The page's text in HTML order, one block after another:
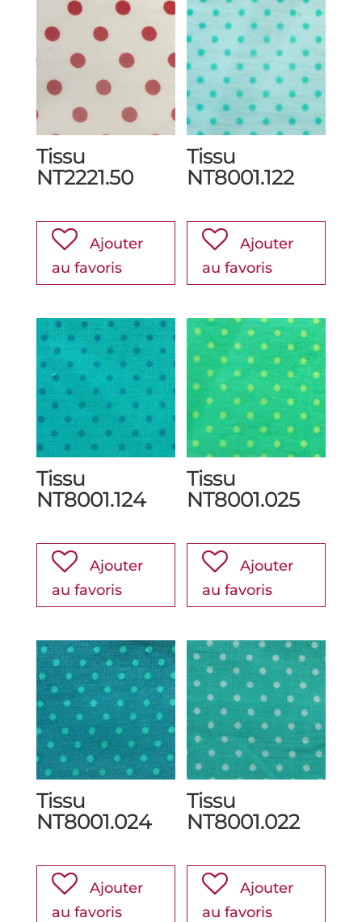
Tissu
NT2221.50
Ajouter
au favoris
Tissu
NT8001.122
Ajouter
au favoris
Tissu
NT8001.124
Ajouter
au favoris
Tissu
NT8001.025
Ajouter
au favoris
Tissu
NT8001.024
Ajouter
au favoris
Tissu
NT8001.022
Ajouter
au favoris